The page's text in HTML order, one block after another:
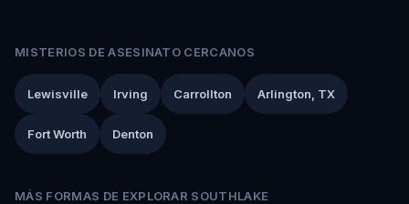
MISTERIOS DE ASESINATO CERCANOS
Lewisville Irving Carrollton Arlington, TX
Fort Worth Denton
MÁS FORMAS DE EXPLORAR SOUTHLAKE